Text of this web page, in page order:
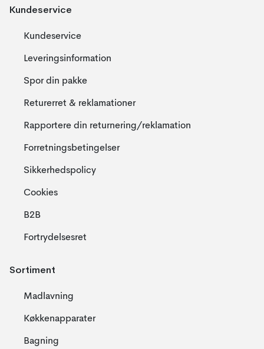
Kundeservice
Kundeservice
Leveringsinformation
Spor din pakke
Returerret & reklamationer
Rapportere din returnering/reklamation
Forretningsbetingelser
Sikkerhedspolicy
Cookies
B2B
Fortrydelsesret
Sortiment
Madlavning
Køkkenapparater
Bagning